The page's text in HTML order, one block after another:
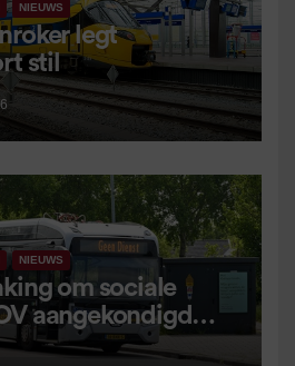
NIEUWS
legt
stil
NIEUWS
om sociale
aangekondigd